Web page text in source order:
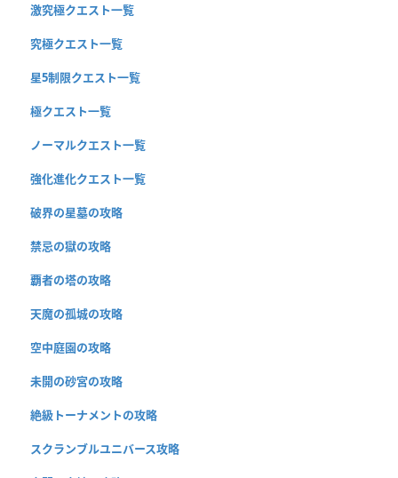
激究極クエスト一覧
究極クエスト一覧
星5制限クエスト一覧
極クエスト一覧
ノーマルクエスト一覧
強化進化クエスト一覧
破界の星墓の攻略
禁忌の獄の攻略
覇者の塔の攻略
天魔の孤城の攻略
空中庭園の攻略
未開の砂宮の攻略
絶級トーナメントの攻略
スクランブルユニバース攻略